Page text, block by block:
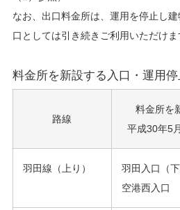
なお、出口料金所は、運用を停止し
口としては引き続きご利用いただけま
料金所を新設する入口・運用
路線
料金所を
平成30年5
羽田線（上り）
羽田入口（下
空港西入口